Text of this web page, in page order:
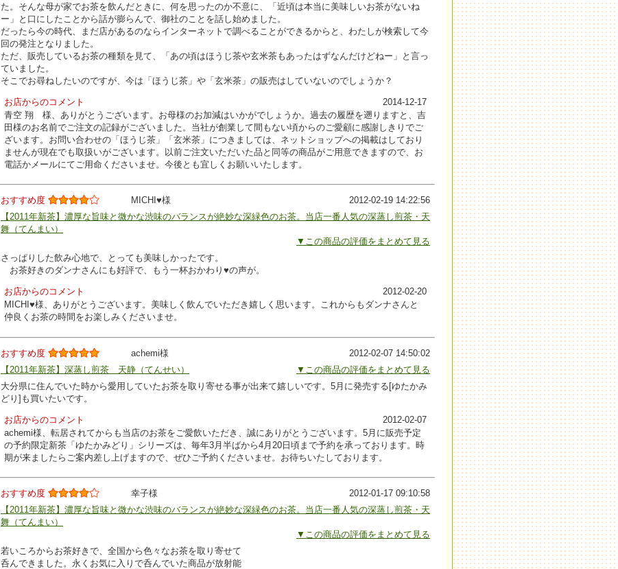
た。そんな母が家でお茶を飲んだときに、何を思ったのか不意に、「近頃は本当に美味しいお茶がないね
ー」と口にしたことから話が膨らんで、御社のことを話し始めました。
だったら今の時代、まだ店があるのならインターネットで調べることができるからと、わたしが検索して今
回の発注となりました。
ただ、販売しているお茶の種類を見て、「あの頃はほうじ茶や玄米茶もあったはずなんだけどねー」と言っ
ていました。
そこでお尋ねしたいのですが、今は「ほうじ茶」や「玄米茶」の販売はしていないのでしょうか？
お店からのコメント
2014-12-17
青空 翔 様、ありがとうございます。お母様のお加減はいかがでしょうか。過去の履歴を遡りますと、吉
田様のお名前でご注文の記録がございました。当社が創業して間もない頃からのご愛顧に感謝しきりでご
ざいます。お問い合わせの「ほうじ茶」「玄米茶」につきましては、ネットショップへの掲載はしており
ませんが現在でも取扱いがございます。以前ご注文いただいた品と同等の商品がご用意できますので、お
電話かメールにてご用命くださいませ。今後とも宜しくお願いいたします。
おすすめ度 MICHI♥様
2012-02-19 14:22:56
【2011年新茶】濃厚な旨味と微かな渋味のバランスが絶妙な深緑色のお茶。当店一番人気の深蒸し煎茶・天
舞（てんまい）
▼この商品の評価をまとめて見る
さっぱりした飲み心地で、とっても美味しかったです。
お茶好きのダンナさんにも好評で、もう一杯おかわり♥の声が。
お店からのコメント
2012-02-20
MICHI♥様、ありがとうございます。美味しく飲んでいただき嬉しく思います。これからもダンナさんと
仲良くお茶の時間をお楽しみくださいませ。
おすすめ度 achemi様
2012-02-07 14:50:02
【2011年新茶】深蒸し煎茶 天静（てんせい）
▼この商品の評価をまとめて見る
大分県に住んでいた時から愛用していたお茶を取り寄せる事が出来て嬉しいです。5月に発売する[ゆたかみ
どり]も買いたいです。
お店からのコメント
2012-02-07
achemi様、転居されてからも当店のお茶をご愛飲いただき、誠にありがとうございます。5月に販売予定
の予約限定新茶「ゆたかみどり」シリーズは、毎年3月半ばから4月20日頃まで予約を承っております。時
期が来ましたらご案内差し上げますので、ぜひご予約くださいませ。お待ちいたしております。
おすすめ度 幸子様
2012-01-17 09:10:58
【2011年新茶】濃厚な旨味と微かな渋味のバランスが絶妙な深緑色のお茶。当店一番人気の深蒸し煎茶・天
舞（てんまい）
▼この商品の評価をまとめて見る
若いころからお茶好きで、全国から色々なお茶を取り寄せて
呑んできました。永くお気に入りで呑んでいた商品が放射能